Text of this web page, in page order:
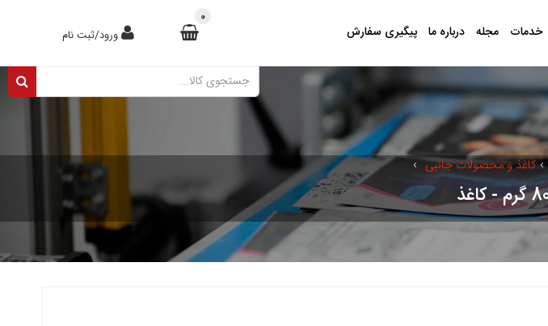
خدمات مجله درباره ما پیگیری سفارش ورود/ثبت نام
0
› کاغذ و محصولات جانبی ›